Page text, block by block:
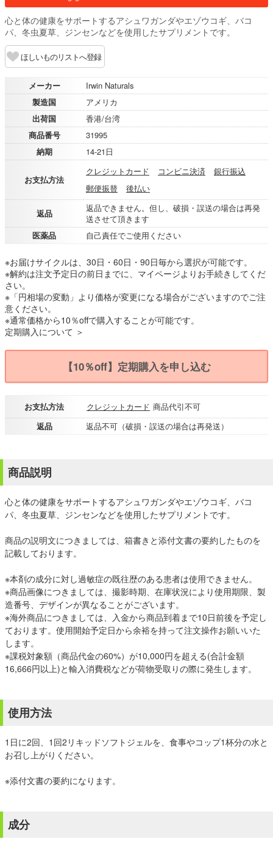
心と体の健康をサポートするアシュワガンダやエゾウコギ、バコ
パ、冬虫夏草、ジンセンなどを使用したサプリメントです。
ほしいものリストへ登録
メーカー
Irwin Naturals
製造国
アメリカ
出荷国
香港/台湾
商品番号
31995
納期
14-21日
お支払方法
クレジットカード コンビニ決済
銀行振込
郵便振替
後払い
返品
返品できません。但し、破損・誤送の場合は再発
送させて頂きます
医薬品
自己責任でご使用ください
※お届けサイクルは、30日・60日・90日毎から選択が可能です。
※解約は注文予定日の前日までに、マイページよりお手続きしてくだ
さい。
※「円相場の変動」より価格が変更になる場合がございますのでご注
意ください。
※通常価格から10％offで購入することが可能です。
定期購入について ＞
【10％off】定期購入を申し込む
お支払方法 クレジットカード 商品代引不可
返品
返品不可（破損・誤送の場合は再発送）
商品説明
心と体の健康をサポートするアシュワガンダやエゾウコギ、バコ
パ、冬虫夏草、ジンセンなどを使用したサプリメントです。
商品の説明文につきましては、箱書きと添付文書の要約したものを
記載しております。
※本剤の成分に対し過敏症の既往歴のある患者は使用できません。
※商品画像につきましては、撮影時期、在庫状況により使用期限、製
造番号、デザインが異なることがございます。
※海外商品につきましては、入金から商品到着まで10日前後を予定し
ております。使用開始予定日から余裕を持って注文操作お願いいた
します。
※課税対象額（商品代金の60%）が10,000円を超える(合計金額
16,666円以上)と輸入消費税などが荷物受取りの際に発生します。
使用方法
1日に2回、1回2リキッドソフトジェルを、食事やコップ1杯分の水と
お召し上がりください。
※添付文書の要約になります。
成分